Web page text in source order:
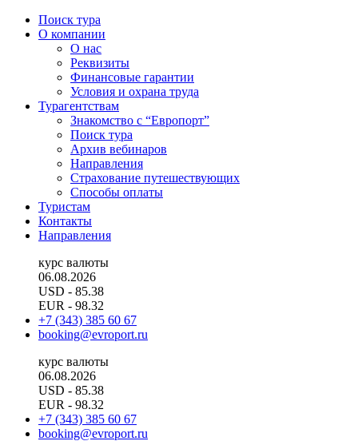
Поиск тура
О компании
О нас
Реквизиты
Финансовые гарантии
Условия и охрана труда
Турагентствам
Знакомство с “Европорт”
Поиск тура
Архив вебинаров
Направления
Страхование путешествующих
Способы оплаты
Туристам
Контакты
Направления
курс валюты
06.08.2026
USD - 85.38
EUR - 98.32
+7 (343) 385 60 67
booking@evroport.ru
курс валюты
06.08.2026
USD - 85.38
EUR - 98.32
+7 (343) 385 60 67
booking@evroport.ru